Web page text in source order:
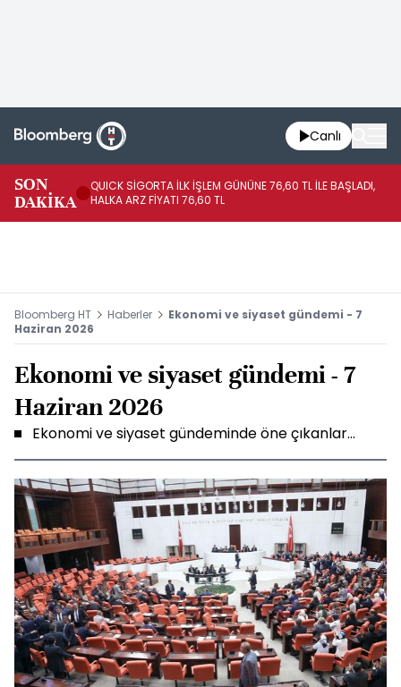
Canlı
SON
DAKİKA
QUICK SİGORTA İLK İŞLEM GÜNÜNE 76,60 TL İLE BAŞLADI,
HALKA ARZ FİYATI 76,60 TL
Bloomberg HT Haberler
Ekonomi ve siyaset gündemi - 7
Haziran 2026
Ekonomi ve siyaset gündemi - 7
Haziran 2026
Ekonomi ve siyaset gündeminde öne çıkanlar...